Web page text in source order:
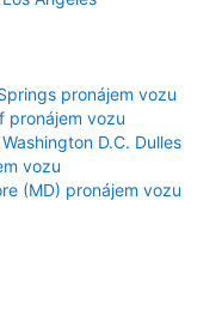
pronájem vozu
pronájem vozu
D.C. Dulles
vozu
(MD) pronájem vozu